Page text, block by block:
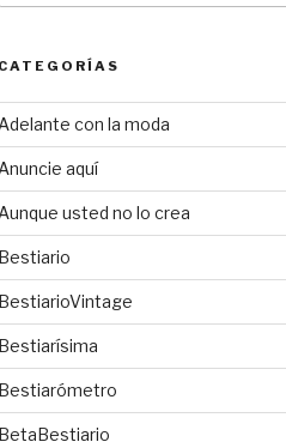
CATEGORÍAS
Adelante con la moda
Anuncie aquí
Aunque usted no lo crea
Bestiario
BestiarioVintage
Bestiarísima
Bestiarómetro
BetaBestiario